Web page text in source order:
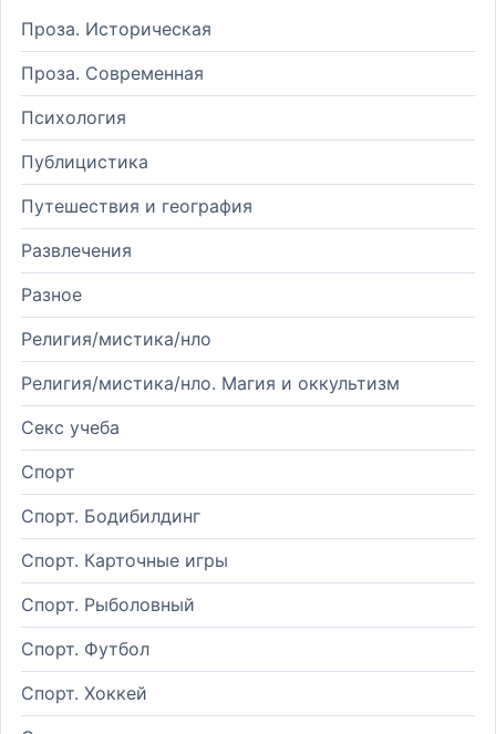
Проза. Историческая
Проза. Современная
Психология
Публицистика
Путешествия и география
Развлечения
Разное
Религия/мистика/нло
Религия/мистика/нло. Магия и оккультизм
Секс учеба
Спорт
Спорт. Бодибилдинг
Спорт. Карточные игры
Спорт. Рыболовный
Спорт. Футбол
Спорт. Хоккей